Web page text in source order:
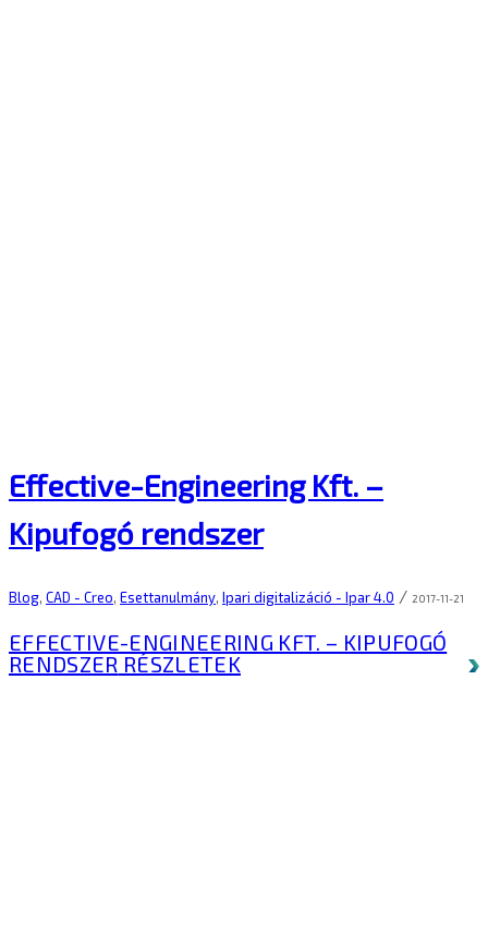
Effective-Engineering Kft. –
Kipufogó rendszer
Blog, CAD - Creo, Esettanulmány, Ipari digitalizáció - Ipar 4.0 / 2017-11-21
EFFECTIVE-ENGINEERING KFT. – KIPUFOGÓ
RENDSZER RÉSZLETEK